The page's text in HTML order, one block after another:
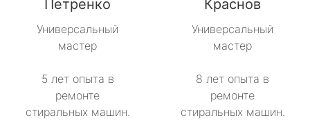
Петренко
Универсальный
мастер
5 лет опыта в
ремонте
стиральных машин.
Краснов
Универсальный
мастер
8 лет опыта в
ремонте
стиральных машин.